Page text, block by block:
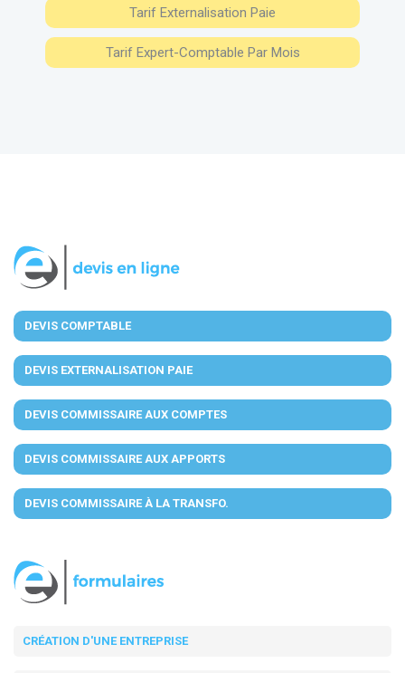
Tarif Externalisation Paie
Tarif Expert-Comptable Par Mois
DEVIS COMPTABLE
DEVIS EXTERNALISATION PAIE
DEVIS COMMISSAIRE AUX COMPTES
DEVIS COMMISSAIRE AUX APPORTS
DEVIS COMMISSAIRE À LA TRANSFO.
CRÉATION D'UNE ENTREPRISE